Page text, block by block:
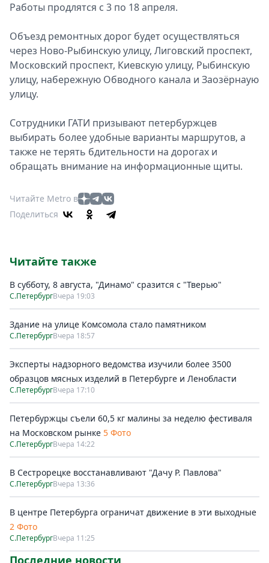
Работы продлятся с 3 по 18 апреля.
Объезд ремонтных дорог будет осуществляться
через Ново-Рыбинскую улицу, Лиговский проспект,
Московский проспект, Киевскую улицу, Рыбинскую
улицу, набережную Обводного канала и Заозёрнаую
улицу.
Сотрудники ГАТИ призывают петербуржцев
выбирать более удобные варианты маршрутов, а
также не терять бдительности на дорогах и
обращать внимание на информационные щиты.
Читайте Metro в
Поделиться
Читайте также
В субботу, 8 августа, "Динамо" сразится с "Тверью"
С.ПетербургВчера 19:03
Здание на улице Комсомола стало памятником
С.ПетербургВчера 18:57
Эксперты надзорного ведомства изучили более 3500
образцов мясных изделий в Петербурге и Ленобласти
С.ПетербургВчера 17:10
Петербуржцы съели 60,5 кг малины за неделю фестиваля
на Московском рынке 5 Фото
С.ПетербургВчера 14:22
В Сестрорецке восстанавливают "Дачу Р. Павлова"
С.ПетербургВчера 13:36
В центре Петербурга ограничат движение в эти выходные
2 Фото
С.ПетербургВчера 11:25
Последние новости